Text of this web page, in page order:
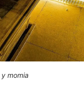
momia